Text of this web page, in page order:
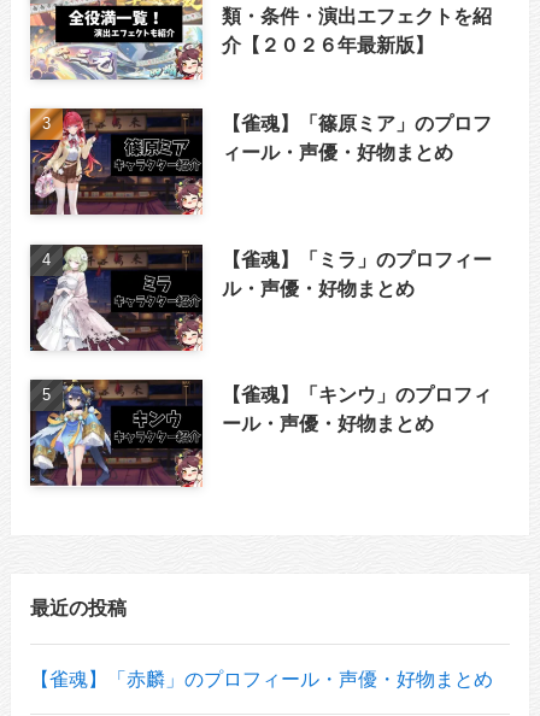
類・条件・演出エフェクトを紹
介【２０２６年最新版】
【雀魂】「篠原ミア」のプロフ
ィール・声優・好物まとめ
【雀魂】「ミラ」のプロフィー
ル・声優・好物まとめ
【雀魂】「キンウ」のプロフィ
ール・声優・好物まとめ
最近の投稿
【雀魂】「赤麟」のプロフィール・声優・好物まとめ